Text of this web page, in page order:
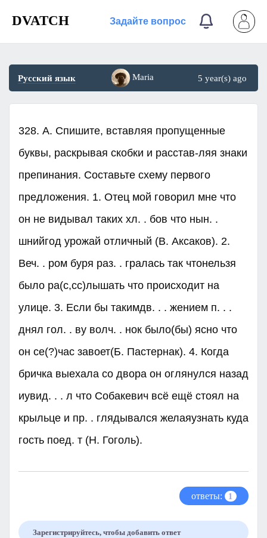
DVATCH Задайте вопрос
Русский язык Maria 5 year(s) ago
328. А. Спишите, вставляя пропущенные
буквы, раскрывая скобки и расстав-ляя знаки
препинания. Составьте схему первого
предложения. 1. Отец мой говорил мне что
он не видывал таких хл. . бов что нын. .
шнийгод урожай отличный (В. Аксаков). 2.
Веч. . ром буря раз. . гралась так чтонельзя
было ра(c,cc)лышать что происходит на
улице. 3. Если бы такимдв. . . жением п. . .
днял гол. . ву волч. . нок было(бы) ясно что
он се(?)час завоет(Б. Пастернак). 4. Когда
бричка выехала со двора он оглянулся назад
иувид. . . л что Собакевич всё ещё стоял на
крыльце и пр. . глядывался желаяузнать куда
гость поед. т (Н. Гоголь).
ответы: 1
Зарегистрируйтесь, чтобы добавить ответ